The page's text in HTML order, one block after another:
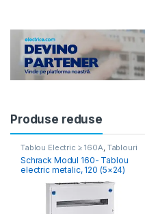
Produse reduse
Tablou Electric ≥ 160A, Tablouri
Electrice Comercial & Industrial
Schrack Modul 160- Tablou
electric metalic, 120 (5×24)
module, 900x543x140,
aparent, IP30